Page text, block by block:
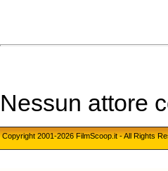
Nessun attore
Copyright 2001-2026 FilmScoop.it - All Rights